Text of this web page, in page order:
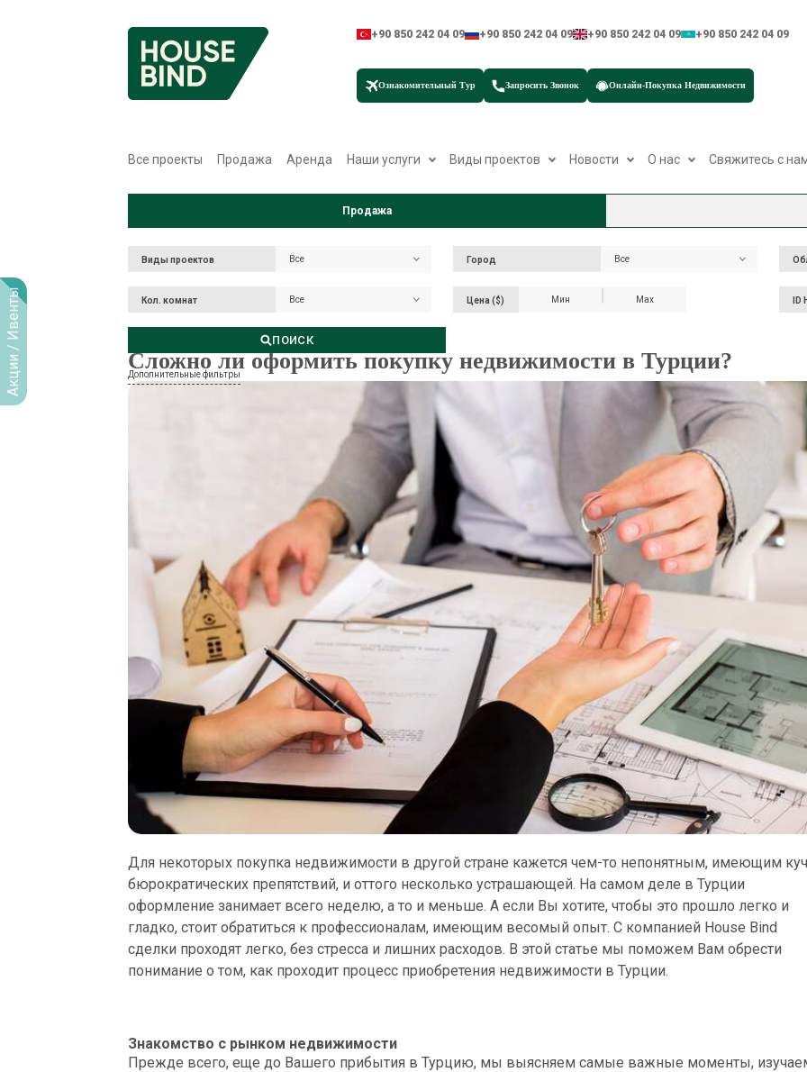
Акции / Ивенты
+90 850 242 04 09 +90 850 242 04 09 +90 850 242 04 09 +90 850 242 04 09
Ознакомительный Тур Запросить Звонок Онлайн-Покупка Недвижимости
Все проекты Продажа Аренда Наши услуги Виды проектов Новости О нас Свяжитесь с
Продажа
Виды проектов Все Город Все
Кол. комнат Все Цена ($)
ПОИСК
Дополнительные фильтры
Виды проектов Все Город Все
Кол. комнат Все Цена ($)
Сложно ли оформить покупку недвижимости в Турции?
Для некоторых покупка недвижимости в другой стране кажется чем-то непонятным, имеющим
бюрократических препятствий, и оттого несколько устрашающей. На самом деле в Турции
оформление занимает всего неделю, а то и меньше. А если Вы хотите, чтобы это прошло легко и
гладко, стоит обратиться к профессионалам, имеющим весомый опыт. С компанией House Bind
сделки проходят легко, без стресса и лишних расходов. В этой статье мы поможем Вам обрести
понимание о том, как проходит процесс приобретения недвижимости в Турции.
Знакомство с рынком недвижимости
Прежде всего, еще до Вашего прибытия в Турцию, мы выясняем самые важные моменты,